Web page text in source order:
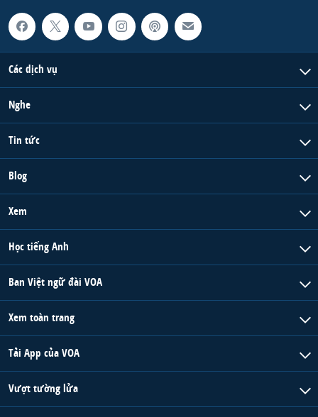
Các dịch vụ
Nghe
Tin tức
Blog
Xem
Học tiếng Anh
Ban Việt ngữ đài VOA
Xem toàn trang
Tải App của VOA
Vượt tường lửa